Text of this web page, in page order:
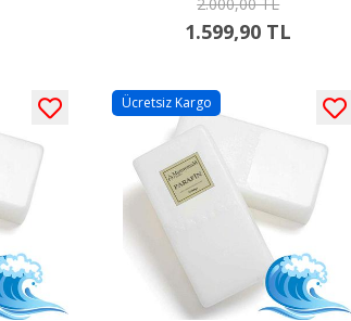
1.599,90 TL
Ücretsiz Kargo